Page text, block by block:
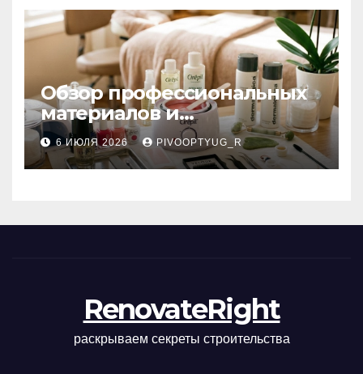
Обзор профессиональных
материалов и
инструментов для
маникюра, депиляции,
наращивания ресниц и
6 ИЮЛЯ 2026 PIVOOPTYUG_R
RenovateRight
раскрываем секреты строительства